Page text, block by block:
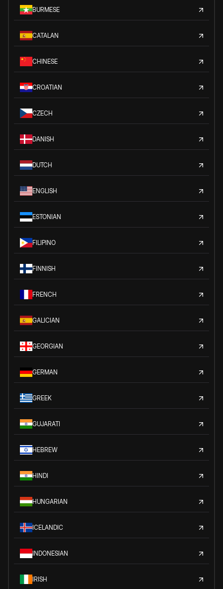
BURMESE
CATALAN
CHINESE
CROATIAN
CZECH
DANISH
DUTCH
ENGLISH
ESTONIAN
FILIPINO
FINNISH
FRENCH
GALICIAN
GEORGIAN
GERMAN
GREEK
GUJARATI
HEBREW
HINDI
HUNGARIAN
ICELANDIC
INDONESIAN
IRISH